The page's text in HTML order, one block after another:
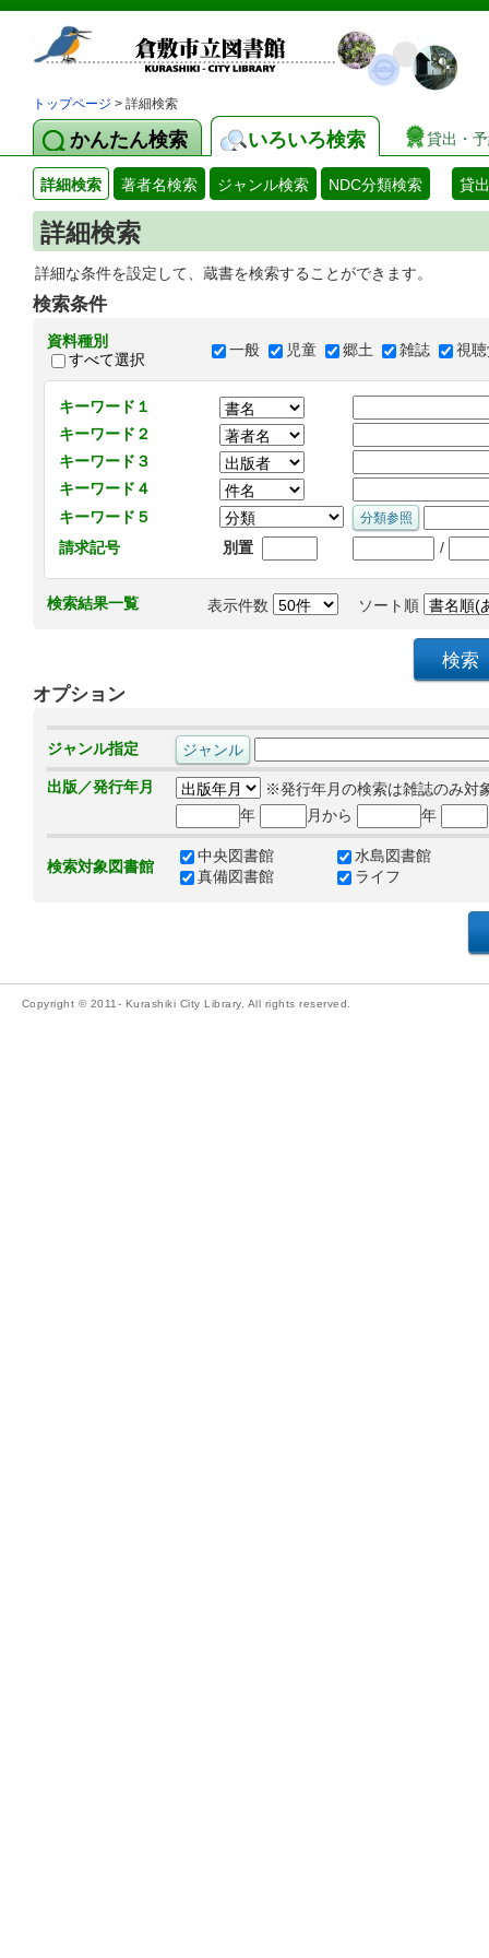
トップページ > 詳細検索
かんたん検索 いろいろ検索 貸出・
詳細検索 著者名検索 ジャンル検索 NDC分類検索 貸
詳細検索
詳細な条件を設定して、蔵書を検索することができます。
検索条件
資料種別
すべて選択
一般 児童 郷土 雑誌 視
キーワード１
キーワード２
キーワード３
キーワード４
キーワード５
請求記号
別置 /
検索結果一覧 表示件数 ソート順
オプション
ジャンル指定
出版／発行年月
※発行年月の検索は雑誌のみ対
年
月から 年
検索対象図書館
中央図書館
水島図書館
真備図書館
ライフ
Copyright © 2011- Kurashiki City Library. All rights reserved.